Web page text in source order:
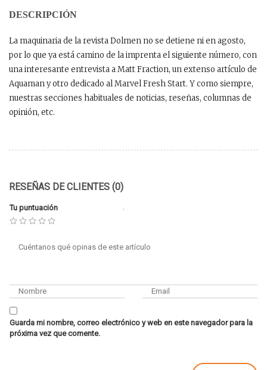
DESCRIPCIÓN
La maquinaria de la revista Dolmen no se detiene ni en agosto,
por lo que ya está camino de la imprenta el siguiente número, con
una interesante entrevista a Matt Fraction, un extenso artículo de
Aquaman y otro dedicado al Marvel Fresh Start. Y como siempre,
nuestras secciones habituales de noticias, reseñas, columnas de
opinión, etc.
RESEÑAS DE CLIENTES (0)
Tu puntuación
Guarda mi nombre, correo electrónico y web en este navegador para la
próxima vez que comente.